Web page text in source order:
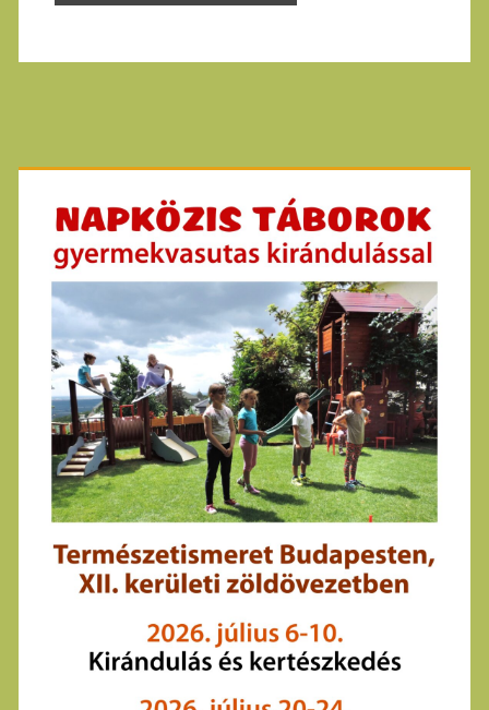
Primary
Sidebar